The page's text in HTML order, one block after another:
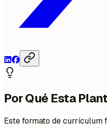
Por Qué Esta
Este formato de currículum